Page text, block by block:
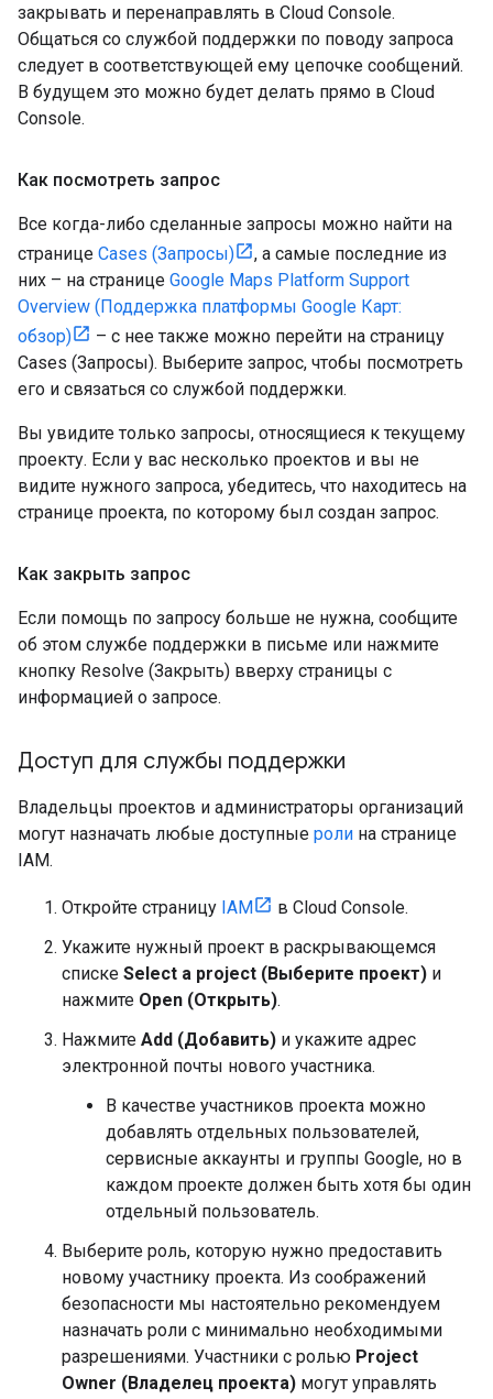
закрывать и перенаправлять в Cloud Console.
Общаться со службой поддержки по поводу запроса
следует в соответствующей ему цепочке сообщений.
В будущем это можно будет делать прямо в Cloud
Console.
Как посмотреть запрос
Все когда-либо сделанные запросы можно найти на
странице Cases (Запросы)
, а самые последние из
них – на странице Google Maps Platform Support
Overview (Поддержка платформы Google Карт:
обзор)
– с нее также можно перейти на страницу
Cases (Запросы). Выберите запрос, чтобы посмотреть
его и связаться со службой поддержки.
Вы увидите только запросы, относящиеся к текущему
проекту. Если у вас несколько проектов и вы не
видите нужного запроса, убедитесь, что находитесь на
странице проекта, по которому был создан запрос.
Как закрыть запрос
Если помощь по запросу больше не нужна, сообщите
об этом службе поддержки в письме или нажмите
кнопку Resolve (Закрыть) вверху страницы с
информацией о запросе.
Доступ для службы поддержки
Владельцы проектов и администраторы организаций
могут назначать любые доступные роли на странице
IAM.
Откройте страницу IAM
в Cloud Console.
Укажите нужный проект в раскрывающемся
списке Select a project (Выберите проект) и
нажмите Open (Открыть).
Нажмите Add (Добавить) и укажите адрес
электронной почты нового участника.
В качестве участников проекта можно
добавлять отдельных пользователей,
сервисные аккаунты и группы Google, но в
каждом проекте должен быть хотя бы один
отдельный пользователь.
Выберите роль, которую нужно предоставить
новому участнику проекта. Из соображений
безопасности мы настоятельно рекомендуем
назначать роли с минимально необходимыми
разрешениями. Участники с ролью Project
Owner (Владелец проекта) могут управлять